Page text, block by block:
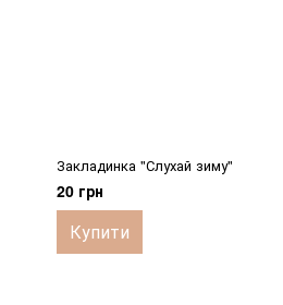
Закладинка "Слухай зиму"
20 грн
Купити